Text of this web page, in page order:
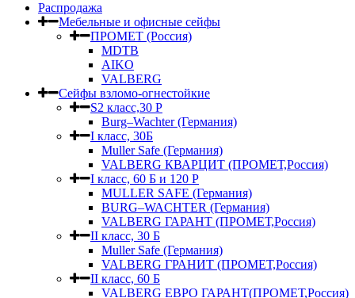
Распродажа
Мебельные и офисные сейфы
ПРОМЕТ (Россия)
MDTB
AIKO
VALBERG
Сейфы взломо-огнестойкие
S2 класс,30 Р
Burg–Wachter (Германия)
I класс, 30Б
Muller Safe (Германия)
VALBERG КВАРЦИТ (ПРОМЕТ,Россия)
I класс, 60 Б и 120 Р
MULLER SAFE (Германия)
BURG–WACHTER (Германия)
VALBERG ГАРАНТ (ПРОМЕТ,Россия)
II класс, 30 Б
Muller Safe (Германия)
VALBERG ГРАНИТ (ПРОМЕТ,Россия)
II класс, 60 Б
VALBERG ЕВРО ГАРАНТ(ПРОМЕТ,Россия)